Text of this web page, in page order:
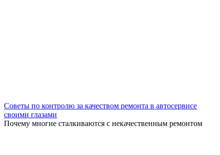
Советы по контролю за качеством ремонта в автосервисе
своими глазами
Почему многие сталкиваются с некачественным ремонтом